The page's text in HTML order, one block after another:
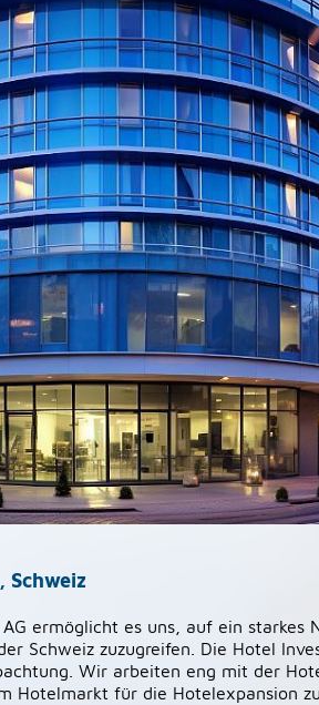
Schweiz
ermöglicht es uns, auf ein starkes
Schweiz zuzugreifen. Die Hotel
Wir arbeiten eng mit der
Hotelmarkt für die Hotelexpansion